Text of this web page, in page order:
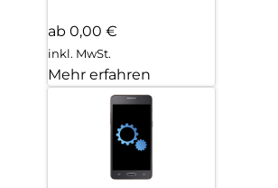
ab 0,00 €
inkl. MwSt.
Mehr erfahren